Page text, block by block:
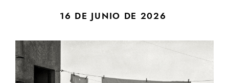
16 DE JUNIO DE 2026